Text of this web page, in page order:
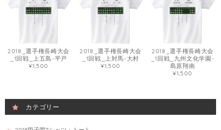
2018_選手権長崎大会
_1回戦_上五島-平戸
¥1,500
2018_選手権長崎大会
_1回戦_上対馬-大村
¥1,500
2018_選手権長崎大会
_1回戦_九州文化学園-
島原翔南
¥1,500
カテゴリー